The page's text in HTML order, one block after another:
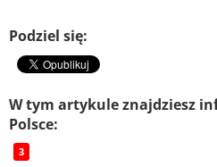
Podziel się:
W tym artykule znajdziesz
Polsce:
3